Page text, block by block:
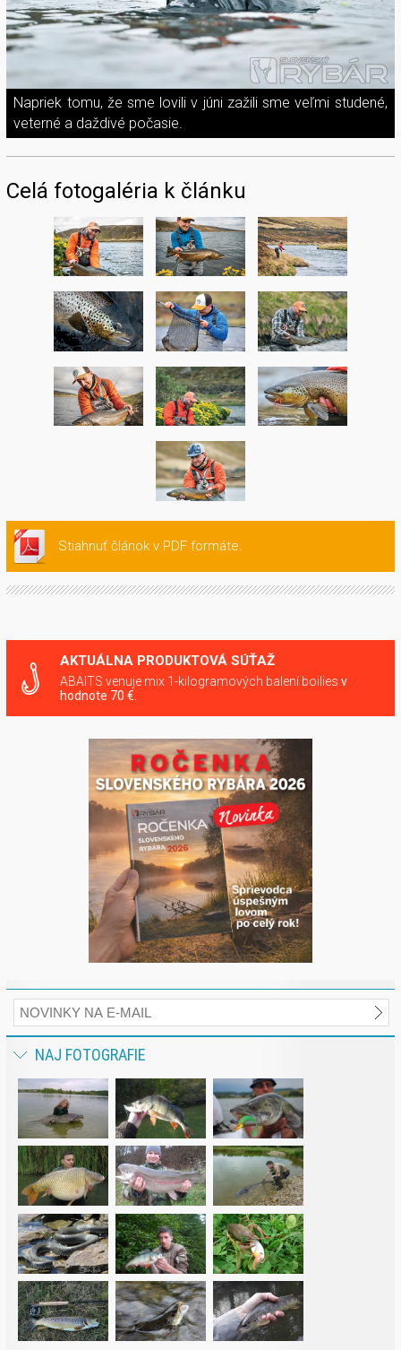
Napriek tomu, že sme lovili v júni zažili sme veľmi studené,
veterné a daždivé počasie.
Celá fotogaléria k článku
Stiahnuť článok v PDF formáte.
AKTUÁLNA PRODUKTOVÁ SÚŤAŽ
ABAITS venuje mix 1-kilogramových balení boilies v
hodnote 70 €.
NAJ FOTOGRAFIE